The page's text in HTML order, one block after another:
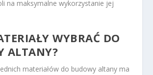
na maksymalne wykorzystanie jej
WYBRAĆ DO
ALTANY?
materiałów do budowy altany ma